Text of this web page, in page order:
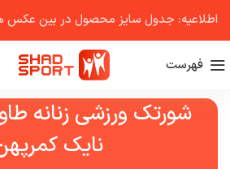
فهرست
شورتک ورزشی زنانه
نایک
اطلاعیه: جدول سایز محصول در بین عکس